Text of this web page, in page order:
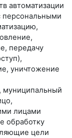
автоматизации
персональными
передачу
уничтожение
муниципальный
лицами
обработку
цели